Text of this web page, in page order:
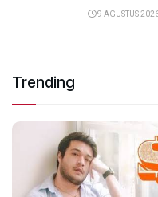
9 AGUSTUS
Trending